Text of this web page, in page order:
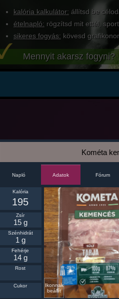
kalória kalkulátor: állítsd be
ételnapló: rögzítsd mit ettél,
sikeres fogyás: kövesd
Mennyit akarsz fogyni?
Kométa
Napló Adatok Fórum
Ikonnak
beállít
Kalória
195
Zsír
15 g
Szénhidrát
1 g
Fehérje
14 g
Rost
Cukor